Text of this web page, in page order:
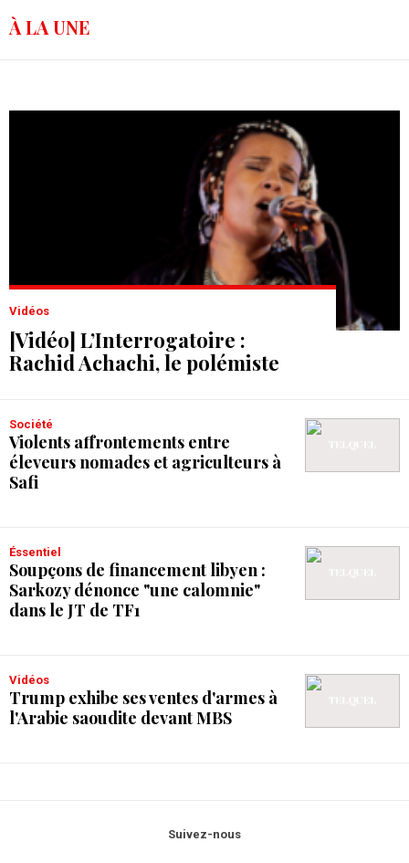
À LA UNE
Vidéos
[Vidéo] L’Interrogatoire :
Rachid Achachi, le polémiste
Société
Violents affrontements entre
éleveurs nomades et agriculteurs à
Safi
Éssentiel
Soupçons de financement libyen :
Sarkozy dénonce "une calomnie"
dans le JT de TF1
Vidéos
Trump exhibe ses ventes d'armes à
l'Arabie saoudite devant MBS
Suivez-nous